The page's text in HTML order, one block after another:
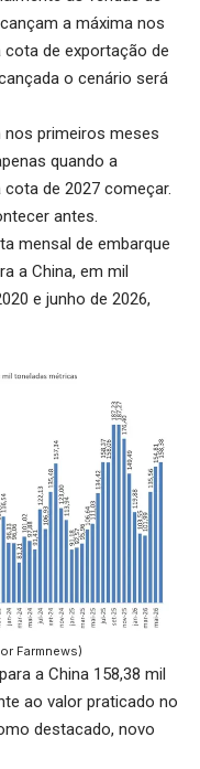
a máxima nos
de exportação de
o cenário será
primeiros meses
quando a
de 2027 começar.
antes.
mensal de embarque
a China, em mil
e junho de 2026,
Farmnews)
a China 158,38 mil
ao valor praticado no
destacado, novo